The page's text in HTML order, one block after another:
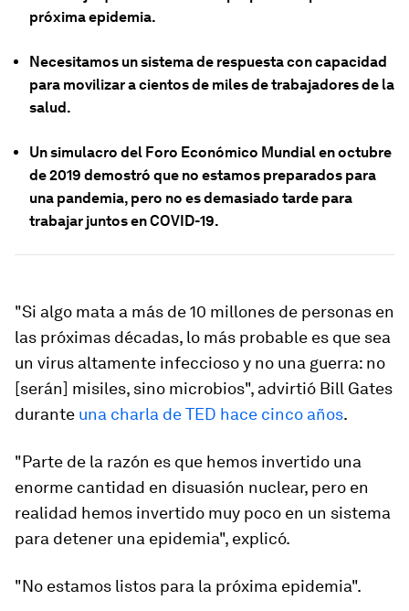
próxima epidemia.
Necesitamos un sistema de respuesta con capacidad
para movilizar a cientos de miles de trabajadores de la
salud.
Un simulacro del Foro Económico Mundial en octubre
de 2019 demostró que no estamos preparados para
una pandemia, pero no es demasiado tarde para
trabajar juntos en COVID-19.
"Si algo mata a más de 10 millones de personas en
las próximas décadas, lo más probable es que sea
un virus altamente infeccioso y no una guerra: no
[serán] misiles, sino microbios", advirtió Bill Gates
durante una charla de TED hace cinco años.
"Parte de la razón es que hemos invertido una
enorme cantidad en disuasión nuclear, pero en
realidad hemos invertido muy poco en un sistema
para detener una epidemia", explicó.
"No estamos listos para la próxima epidemia".